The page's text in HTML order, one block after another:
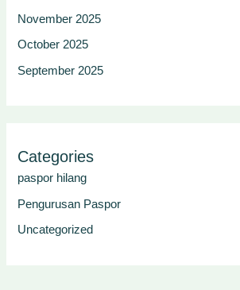
November 2025
October 2025
September 2025
Categories
paspor hilang
Pengurusan Paspor
Uncategorized